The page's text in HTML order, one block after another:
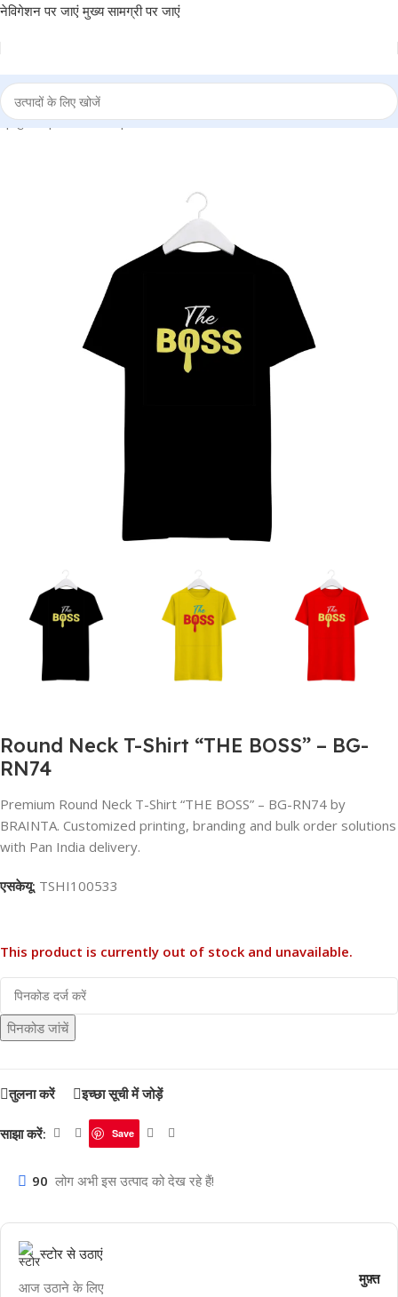
नेविगेशन पर जाएं मुख्य सामग्री पर जाएं
| दुकान | BRAINTA | Round Neck T-Shirt “THE BOSS” – BG-RN74
Round Neck T-Shirt “THE BOSS” – BG-
RN74
Premium Round Neck T-Shirt “THE BOSS” – BG-RN74 by
BRAINTA. Customized printing, branding and bulk order solutions
with Pan India delivery.
एसकेयू: TSHI100533
This product is currently out of stock and unavailable.
पिनकोड जांचें
तुलना करें इच्छा सूची में जोड़ें
साझा करें: Save
90 लोग अभी इस उत्पाद को देख रहे हैं!
स्टोर से उठाएं
आज उठाने के लिए मुफ़्त